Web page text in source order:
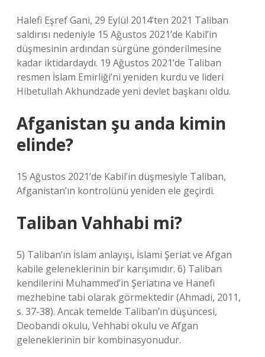
Halefi Eşref Gani, 29 Eylül 2014’ten 2021 Taliban
saldırısı nedeniyle 15 Ağustos 2021’de Kabil’in
düşmesinin ardından sürgüne gönderilmesine
kadar iktidardaydı. 19 Ağustos 2021’de Taliban
resmen İslam Emirliği’ni yeniden kurdu ve lideri
Hibetullah Akhundzade yeni devlet başkanı oldu.
Afganistan şu anda kimin
elinde?
15 Ağustos 2021’de Kabil’in düşmesiyle Taliban,
Afganistan’ın kontrolünü yeniden ele geçirdi.
Taliban Vahhabi mi?
5) Taliban’ın İslam anlayışı, İslami Şeriat ve Afgan
kabile geleneklerinin bir karışımıdır. 6) Taliban
kendilerini Muhammed’in Şeriatına ve Hanefi
mezhebine tabi olarak görmektedir (Ahmadi, 2011,
s. 37-38). Ancak temelde Taliban’ın düşüncesi,
Deobandi okulu, Vehhabi okulu ve Afgan
geleneklerinin bir kombinasyonudur.